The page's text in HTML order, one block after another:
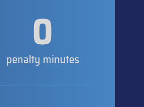
0
penalty minutes